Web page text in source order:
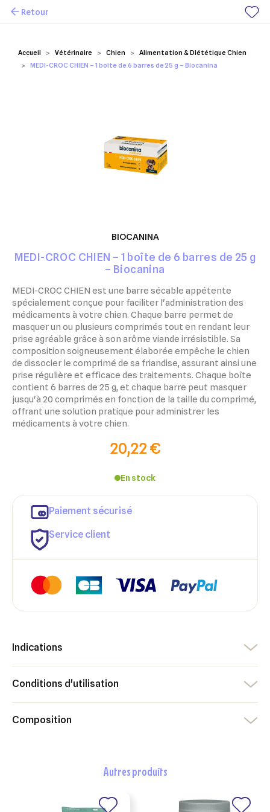
Mes favoris
Accueil Vétérinaire Chien
Alimentation & Diététique Chien
MEDI-CROC CHIEN – 1 boîte de 6 barres de 25 g – Biocanina
Retour
BIOCANINA
MEDI-CROC CHIEN – 1 boîte de 6 barres de 25 g
– Biocanina
MEDI-CROC CHIEN est une barre sécable appétente
spécialement conçue pour faciliter l'administration des
médicaments à votre chien. Chaque barre permet de
masquer un ou plusieurs comprimés tout en rendant leur
prise agréable grâce à son arôme viande irrésistible. Sa
composition soigneusement élaborée empêche le chien
de dissocier le comprimé de sa friandise, assurant ainsi une
prise régulière et efficace des traitements. Chaque boîte
contient 6 barres de 25 g, et chaque barre peut masquer
jusqu'à 20 comprimés en fonction de la taille du comprimé,
offrant une solution pratique pour administrer les
médicaments à votre chien.
20,22 €
En stock
Paiement sécurisé
Service client
Indications
Conditions d'utilisation
Composition
autres produits
Ajouter à ma liste d'envies ×
Créer une nouvelle liste
Nom de la liste d'envies
Annuler Créer une liste d'envies
Vous devez être connecté pour ajouter des produits à votre
liste d'envies.
Annuler Connexion